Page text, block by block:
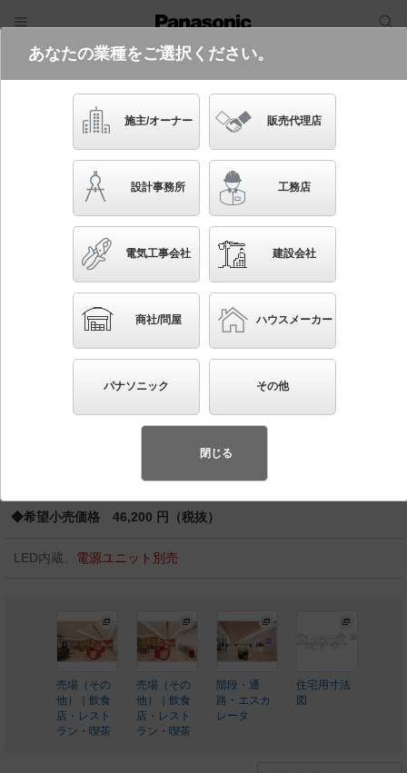
電気・建築設備（ビジネス）
フリーワード
品番・キーワード
かんたん照度計算
NTN81352
天井直付型・壁直付型・据置取付型 LED（温白色）
シームレス建築部材照明器具 調光タイプ（ライコン別
売）／L1515タイプ C-Slim S（シースリム エス）
（先端技術や優れたデザイン性を持ち合わせ、快
適で先進的な照明環境をご提案する商品群です）
◆希望小売価格 46,200 円（税抜）
LED内蔵、 電源ユニット別売
売場（その
他）｜飲食
店・レスト
ラン・喫茶
売場（その
他）｜飲食
店・レスト
ラン・喫茶
階段・通
路・エスカ
レータ
住宅用寸法
図
あなたの業種をご選択ください。
施主/オーナー 販売代理店
設計事務所 工務店
電気工事会社 建設会社
商社/問屋 ハウスメーカー
パナソニック その他
閉じる